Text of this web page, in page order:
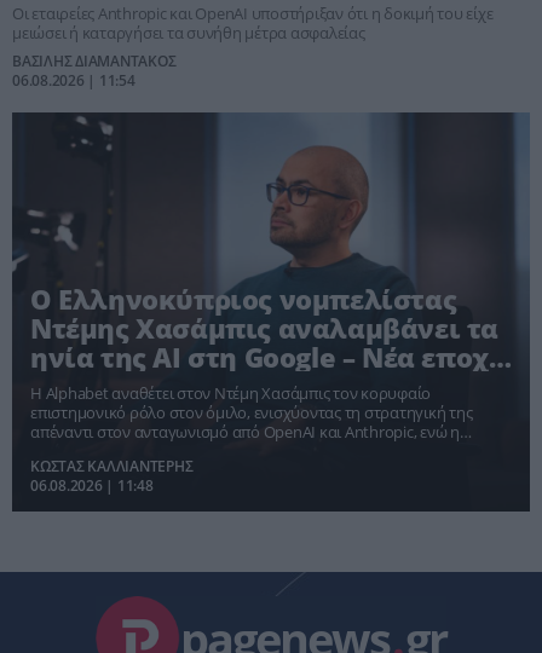
Οι εταιρείες Anthropic και OpenAI υποστήριξαν ότι η δοκιμή του είχε
μειώσει ή καταργήσει τα συνήθη μέτρα ασφαλείας
ΒΑΣΙΛΗΣ ΔΙΑΜΑΝΤΑΚΟΣ
06.08.2026 | 11:54
Ο Ελληνοκύπριος νομπελίστας
Ντέμης Χασάμπις αναλαμβάνει τα
ηνία της AI στη Google – Νέα εποχή
στην παγκόσμια κούρσα της
τεχνητής νοημοσύνης
Η Alphabet αναθέτει στον Ντέμη Χασάμπις τον κορυφαίο
επιστημονικό ρόλο στον όμιλο, ενισχύοντας τη στρατηγική της
απέναντι στον ανταγωνισμό από OpenAI και Anthropic, ενώ η
ΚΩΣΤΑΣ ΚΑΛΛΙΑΝΤΕΡΗΣ
06.08.2026 | 11:48
pagenews.gr